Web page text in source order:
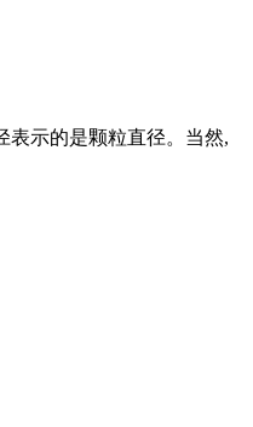
表示的是颗粒直径。当然,